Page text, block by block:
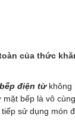
của thức
bếp điện từkhông
bếp là vô
sử dụng món